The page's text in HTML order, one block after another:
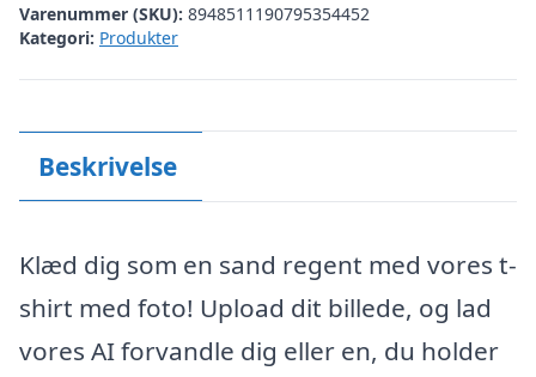
Varenummer (SKU): 8948511190795354452
Kategori: Produkter
Beskrivelse
Klæd dig som en sand regent med vores t-
shirt med foto! Upload dit billede, og lad
vores AI forvandle dig eller en, du holder